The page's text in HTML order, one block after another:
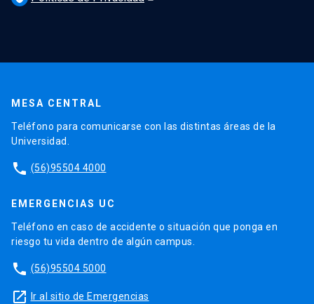
MESA CENTRAL
Teléfono para comunicarse con las distintas áreas de la
Universidad.
phone (56)95504 4000
EMERGENCIAS UC
Teléfono en caso de accidente o situación que ponga en
riesgo tu vida dentro de algún campus.
phone (56)95504 5000
launch Ir al sitio de Emergencias